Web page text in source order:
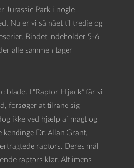
Jurassic Park i nogle
Nu er vi så nået til tredje og
Bindet indeholder 5-6
alle sammen tager
I “Raptor Hijack” får vi
forsøger at tilrane sig
ikke ved hjælp af magt og
Dr. Allan Grant,
raptors. Deres mål
raptors klør. Alt imens